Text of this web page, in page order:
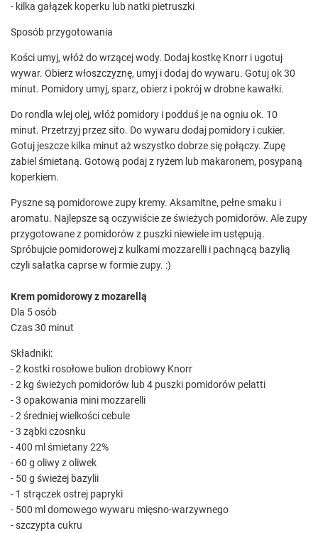
- kilka gałązek koperku lub natki pietruszki
Sposób przygotowania
Kości umyj, włóż do wrzącej wody. Dodaj kostkę Knorr i ugotuj
wywar. Obierz włoszczyznę, umyj i dodaj do wywaru. Gotuj ok 30
minut. Pomidory umyj, sparz, obierz i pokrój w drobne kawałki.
Do rondla wlej olej, włóż pomidory i podduś je na ogniu ok. 10
minut. Przetrzyj przez sito. Do wywaru dodaj pomidory i cukier.
Gotuj jeszcze kilka minut aż wszystko dobrze się połączy. Zupę
zabiel śmietaną. Gotową podaj z ryżem lub makaronem, posypaną
koperkiem.
Pyszne są pomidorowe zupy kremy. Aksamitne, pełne smaku i
aromatu. Najlepsze są oczywiście ze świeżych pomidorów. Ale zupy
przygotowane z pomidorów z puszki niewiele im ustępują.
Spróbujcie pomidorowej z kulkami mozzarelli i pachnącą bazylią
czyli sałatka caprse w formie zupy. :)
Krem pomidorowy z mozarellą
Dla 5 osób
Czas 30 minut
Składniki:
- 2 kostki rosołowe bulion drobiowy Knorr
- 2 kg świeżych pomidorów lub 4 puszki pomidorów pelatti
- 3 opakowania mini mozzarelli
- 2 średniej wielkości cebule
- 3 ząbki czosnku
- 400 ml śmietany 22%
- 60 g oliwy z oliwek
- 50 g świeżej bazylii
- 1 strączek ostrej papryki
- 500 ml domowego wywaru mięsno-warzywnego
- szczypta cukru